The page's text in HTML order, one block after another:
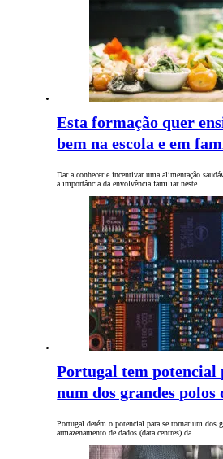
Esta formação quer
bem na escola e em
Dar a conhecer e incentivar uma alimentação
a importância da envolvência familiar neste…
Portugal tem potencial
num dos grandes polos
Portugal detém o potencial para se tornar um dos
armazenamento de dados (data centres) da…